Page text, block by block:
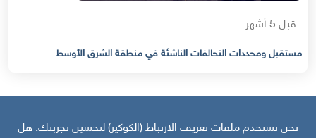
قبل 5 أشهر
مستقبل ومحددات التحالفات الناشئة في منطقة الشرق الأوسط
نحن نستخدم ملفات تعريف الارتباط (الكوكيز) لتحسين تجربتك. هل